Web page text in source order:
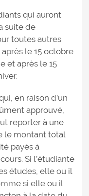
qui auront
suite de
toutes autres
le 15 octobre
et après le 15
en raison d’un
approuvé,
reporter à une
le montant total
payés à
Si l’étudiante
études, elle ou il
si elle ou il